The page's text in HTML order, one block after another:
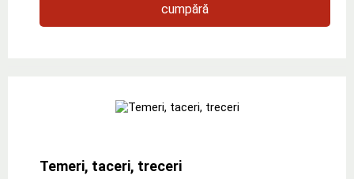
cumpără
Temeri, taceri, treceri